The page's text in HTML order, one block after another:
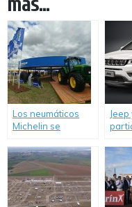
Los neumáticos
Michelin se
Expoagro 2019.
Jeep